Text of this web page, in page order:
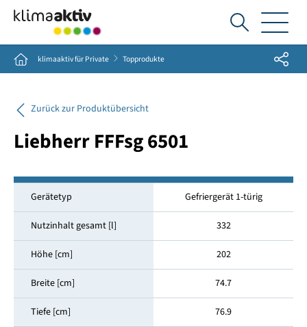
Ich
suche...
Home klimaaktiv für Private Topprodukte Share
Zurück zur Produktübersicht
Liebherr FFFsg 6501
Gerätetyp Gefriergerät 1-türig
Nutzinhalt gesamt [l] 332
Höhe [cm] 202
Breite [cm] 74.7
Tiefe [cm] 76.9